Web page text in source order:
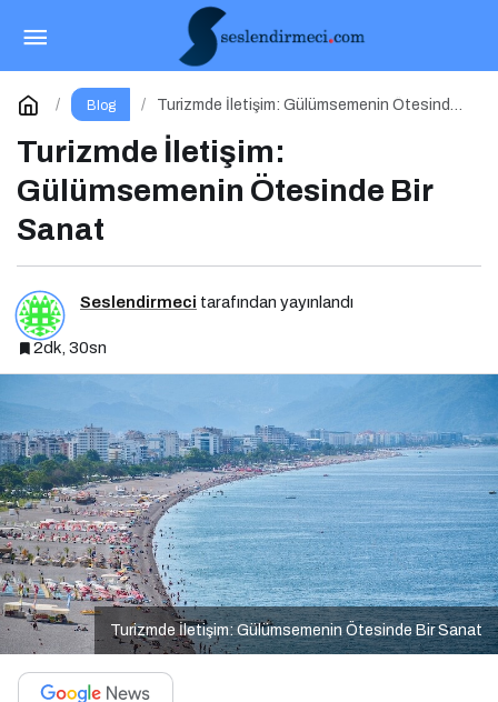
Blog
Turizmde İletişim: Gülümsemenin Ötesinde
Turizmde İletişim:
Gülümsemenin Ötesinde Bir
Sanat
Seslendirmeci tarafından yayınlandı
2dk, 30sn
Turizmde İletişim: Gülümsemenin Ötesinde Bir Sanat
Güzel Antalya Yenilenen Arayüzü ve Formatıyla
Yayında
Yorum Yap